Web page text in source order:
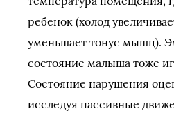
ребенок (холод
уменьшает тонус мышц).
состояние малыша тоже
Состояние нарушения
исследуя пассивные